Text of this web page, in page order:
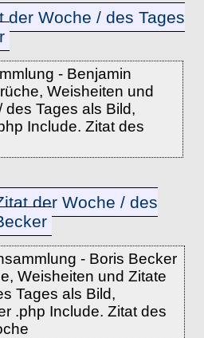
der Woche / des Tages
- Benjamin
Weisheiten und
des Tages als Bild,
Include. Zitat des
der Woche / des
- Boris Becker
Weisheiten und Zitate
Tages als Bild,
.php Include. Zitat des